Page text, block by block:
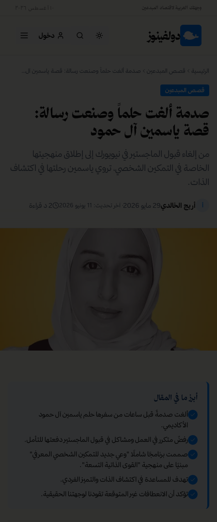
وجهتك العربية لاقتصاد المبدعين
دولفينوز دخول
الرئيسية قصص المبدعين
قصص المبدعين
صدمة ألغت حلماً وصنعت رسالة:
قصة ياسمين آل حمود
من إلغاء قبول الماجستير في نيويورك إلى إطلاق منهجيتها
الخاصة في التمكين الشخصي، تروي ياسمين رحلتها في اكتشاف
الذات.
أ أريج الخالدي29 مايو 2026 · آخر تحديث: 11 يونيو 2026 2 د قراءة
أبرز ما في المقال
ألغت صدمةٌ قبل ساعات من سفرها حلم ياسمين آل حمود
الأكاديمي.
رفضٌ متكرر في العمل ومشاكل في قبول الماجستير دفعتها للتأمل.
صممت برنامجًا شاملًا "وعي جديد للتمكين الشخصي المعرفي"
مبنيًا على منهجية "القوى الذاتية التسعة".
تهدف للمساعدة في اكتشاف الذات والتميز الفردي.
تؤكد أن الانعطافات غير المتوقعة تقودنا لوجهتنا الحقيقية.